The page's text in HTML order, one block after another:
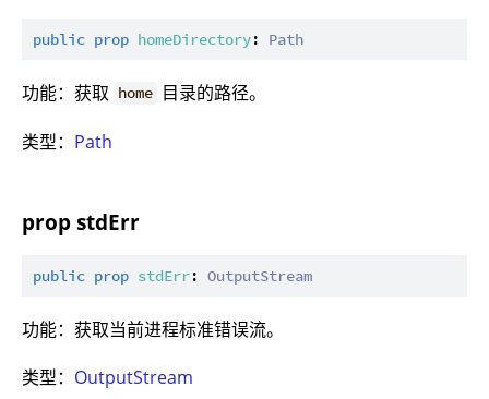
public prop homeDirectory: Path
功能：获取 home 目录的路径。
类型： Path
prop stdErr
public prop stdErr: OutputStream
功能：获取当前进程标准错误流。
类型： OutputStream